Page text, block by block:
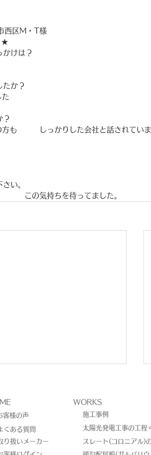
西区M・T様
けは？
か？
た
？
も　　　しっかりした会社と話されていま
い。
　　この気持ちを待ってました。
客様の声
くある質問
り扱いメーカー
WORKS
施工事例
太陽光発電工事の工程
スレート(コロニアル)